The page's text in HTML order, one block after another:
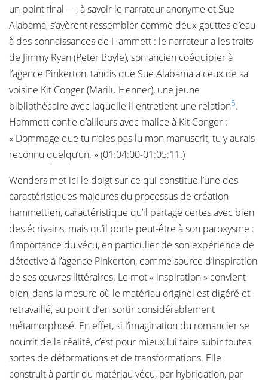
un point final —, à savoir le narrateur anonyme et Sue
Alabama, s’avèrent ressembler comme deux gouttes d’eau
à des connaissances de Hammett : le narrateur a les traits
de Jimmy Ryan (Peter Boyle), son ancien coéquipier à
l’agence Pinkerton, tandis que Sue Alabama a ceux de sa
voisine Kit Conger (Marilu Henner), une jeune
bibliothécaire avec laquelle il entretient une relation5.
Hammett confie d’ailleurs avec malice à Kit Conger :
« Dommage que tu n’aies pas lu mon manuscrit, tu y aurais
reconnu quelqu’un. » (01:04:00-01:05:11.)
Wenders met ici le doigt sur ce qui constitue l’une des
caractéristiques majeures du processus de création
hammettien, caractéristique qu’il partage certes avec bien
des écrivains, mais qu’il porte peut-être à son paroxysme :
l’importance du vécu, en particulier de son expérience de
détective à l’agence Pinkerton, comme source d’inspiration
de ses œuvres littéraires. Le mot « inspiration » convient
bien, dans la mesure où le matériau originel est digéré et
retravaillé, au point d’en sortir considérablement
métamorphosé. En effet, si l’imagination du romancier se
nourrit de la réalité, c’est pour mieux lui faire subir toutes
sortes de déformations et de transformations. Elle
construit à partir du matériau vécu, par hybridation, par